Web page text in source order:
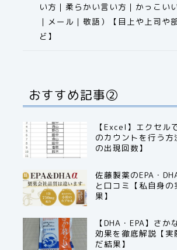
い方｜柔らかい言い方｜かっこい
｜メール｜敬語）【目上や上司や
ど】​​​​​​​​​​​​​​​​
おすすめ記事②
【Excel】エクセル
のカウントを行う方
の出現回数】
佐藤製薬のEPA・
と口コミ【私自身の
果】
【DHA・EPA】さか
効果を徹底解説【実
だ結果】